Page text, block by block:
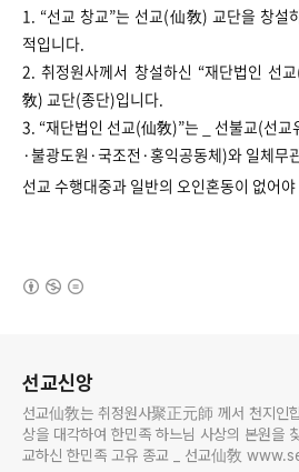
1. “선교 창교”는 선교(仙敎) 교단을 창설
적입니다.
2. 취정원사께서 창설하신 “재단법인 선
敎) 교단(종단)입니다.
3. “재단법인 선교(仙敎)”는 _ 선불교(선
·불광도원·국조전·홍익공동체)와 일체무
선교 수행대중과 일반의 오인혼동이 없어
선교신앙
선교仙敎는 취정원사聚正元師 께서 천지인합일 정회正回사
상을 대각하여 한민족 하느님 사상의 본원을 찾아 1991
교하신 한민족 고유 종교 _ 선교仙敎